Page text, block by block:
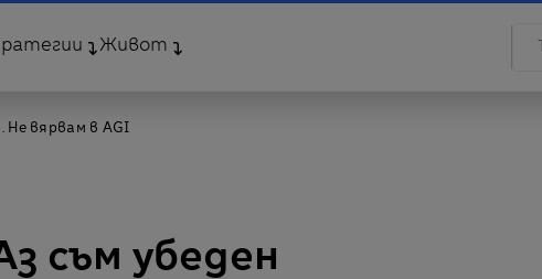
Живот
Не вярвам в AGI
съм убеден